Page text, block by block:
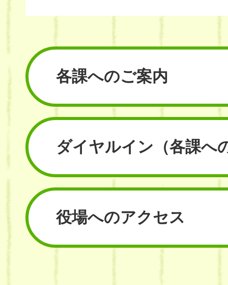
各課へのご案内
ダイヤルイン （各課へ
役場へのアクセス